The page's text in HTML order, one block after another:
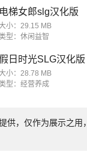
电梯女郎slg汉化版
小：29.15 MB
类型：休闲益智
日时光SLG汉化版
小：28.78 MB
类型：经营养成
供，仅作为展示之